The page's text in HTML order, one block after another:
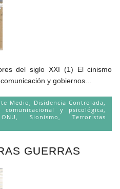
del siglo XXI (1) El cinismo
y gobiernos...
Medio Disidencia Controlada
comunicacional y psicológica
ONU ,Sionismo ,Terroristas
GUERRAS